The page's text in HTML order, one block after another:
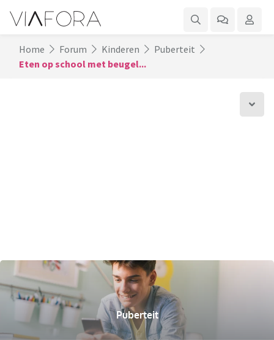
Home Forum Kinderen
Puberteit
Eten op school met beugel...
Puberteit